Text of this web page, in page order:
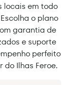
locais em todo
o plano
garantia de
e suporte
perfeito
Ilhas Feroe.